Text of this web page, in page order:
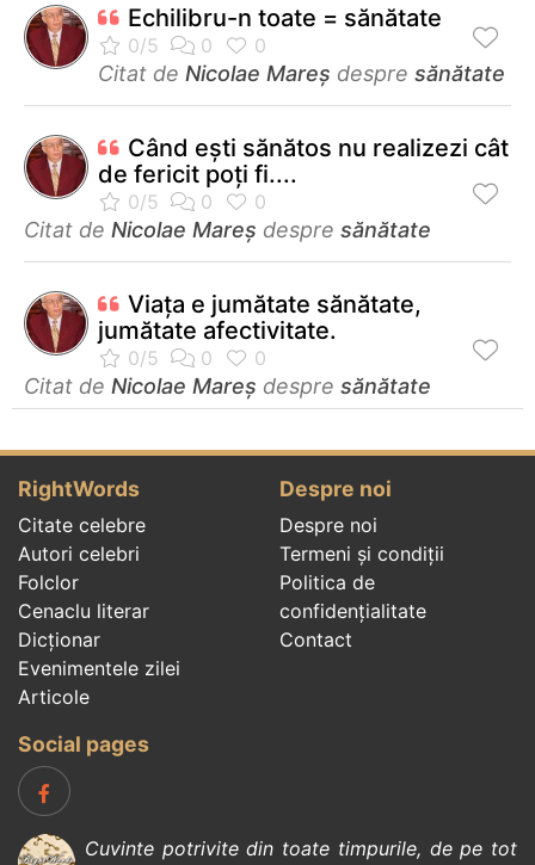
Echilibru-n toate = sănătate
Citat de Nicolae Mareș despre sănătate
Când eşti sănătos nu realizezi cât
de fericit poţi fi....
Citat de Nicolae Mareș despre sănătate
Viața e jumătate sănătate,
jumătate afectivitate.
Citat de Nicolae Mareș despre sănătate
RightWords
Citate celebre
Autori celebri
Folclor
Cenaclu literar
Dicționar
Evenimentele zilei
Articole
Despre noi
Despre noi
Termeni și condiții
Politica de
confidenţialitate
Contact
Social pages
Cuvinte potrivite din toate timpurile, de pe tot